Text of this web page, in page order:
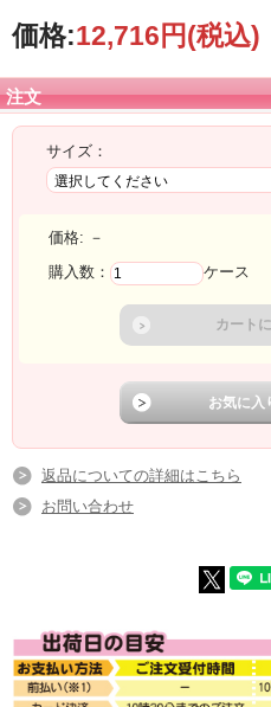
価格:12,716円(税込)
注文
サイズ：
価格: －
購入数：
ケース
返品についての詳細はこちら
お問い合わせ